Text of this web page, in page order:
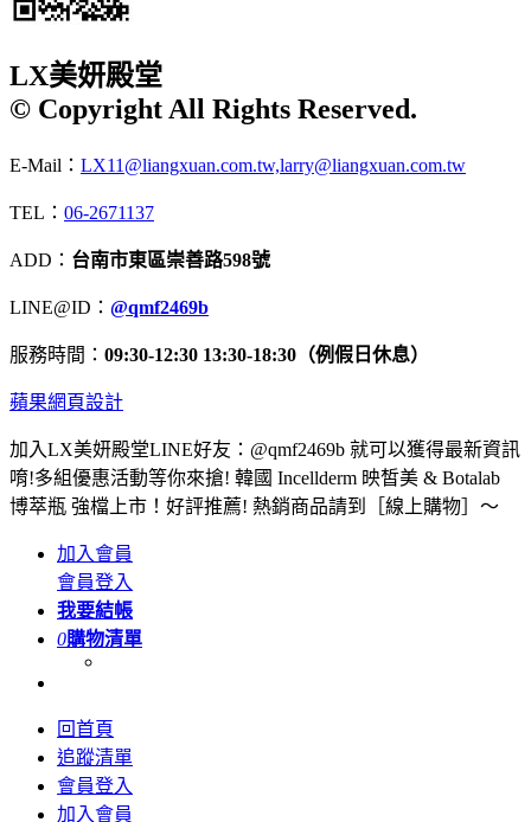
LX美妍殿堂
© Copyright All Rights Reserved.
E-Mail： LX11@liangxuan.com.tw,larry@liangxuan.com.tw
TEL： 06-2671137
ADD： 台南市東區崇善路598號
LINE@ID： @qmf2469b
服務時間： 09:30-12:30 13:30-18:30（例假日休息）
蘋果網頁設計
加入LX美妍殿堂LINE好友：@qmf2469b 就可以獲得最新資訊
唷!多組優惠活動等你來搶! 韓國 Incellderm 映皙美 & Botalab
博萃瓶 強檔上市！好評推薦! 熱銷商品請到［線上購物］～
加入會員
會員登入
我要結帳
0購物清單
回首頁
追蹤清單
會員登入
加入會員